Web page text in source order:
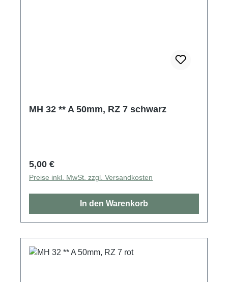
MH 32 ** A 50mm, RZ 7 schwarz
Regulärer Preis:
5,00 €
Preise inkl. MwSt. zzgl. Versandkosten
In den Warenkorb